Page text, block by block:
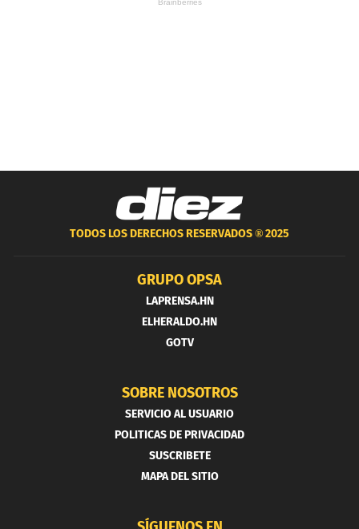
TODOS LOS DERECHOS RESERVADOS ®2025
GRUPO OPSA
LAPRENSA.HN
ELHERALDO.HN
GOTV
SOBRE NOSOTROS
SERVICIO AL USUARIO
POLITICAS DE PRIVACIDAD
SUSCRIBETE
MAPA DEL SITIO